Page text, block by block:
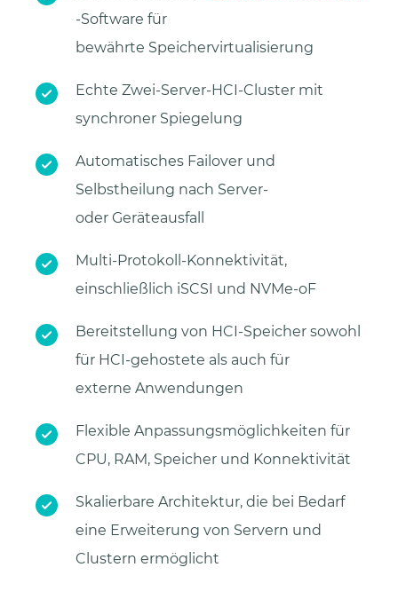
-Software für
bewährte Speichervirtualisierung
Echte Zwei-Server-HCI-Cluster mit
synchroner Spiegelung
Automatisches Failover und
Selbstheilung nach Server-
oder Geräteausfall
Multi-Protokoll-Konnektivität,
einschließlich iSCSI und NVMe-oF
Bereitstellung von HCI-Speicher sowohl
für HCI-gehostete als auch für
externe Anwendungen
Flexible Anpassungsmöglichkeiten für
CPU, RAM, Speicher und Konnektivität
Skalierbare Architektur, die bei Bedarf
eine Erweiterung von Servern und
Clustern ermöglicht